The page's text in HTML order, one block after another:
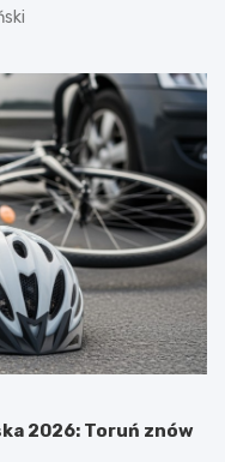
2026: Toruń znów